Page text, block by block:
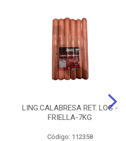
LING.CALABRESA RET. LOG -
FRIELLA-7KG
Código: 112358